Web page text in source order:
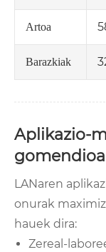
Artoa
Barazkiak
Aplikazio-
LANaren
onurak
hauek dira:
Zereal-